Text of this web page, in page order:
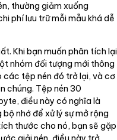
thường giảm xuống
phí lưu trữ mỗi mẫu khá dễ
Khi bạn muốn phân tích lại
nhóm đối tượng mới thông
tệp nén đó trở lại, và cơ
chúng. Tệp nén 30
điều này có nghĩa là
nhớ để xử lý sự mở rộng
thước cho nó, bạn sẽ gặp